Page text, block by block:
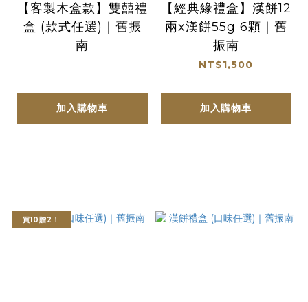
【客製木盒款】雙囍禮
盒 (款式任選)｜舊振
南
加入購物車
【經典緣禮盒】漢餅12
兩x漢餅55g 6顆｜舊
振南
NT$1,500
加入購物車
買10贈2！